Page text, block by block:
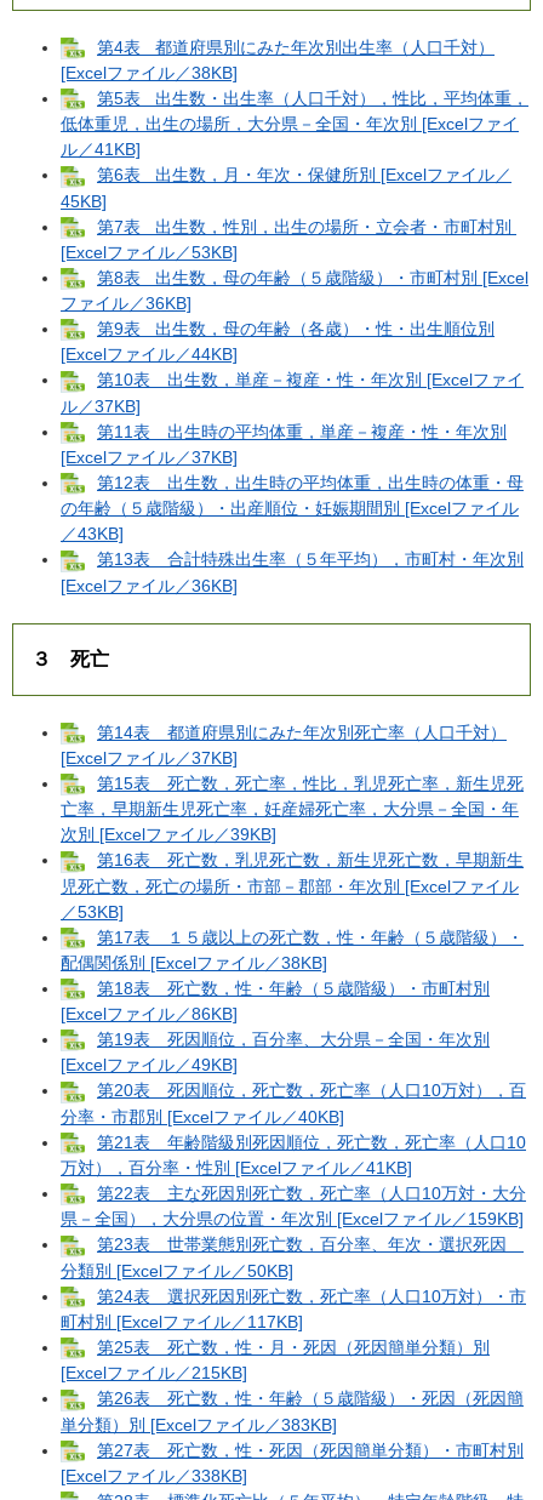
第4表 都道府県別にみた年次別出生率（人口千対）
[Excelファイル／38KB]
第5表 出生数・出生率（人口千対），性比，平均体重，
低体重児，出生の場所，大分県－全国・年次別 [Excelファイ
ル／41KB]
第6表 出生数，月・年次・保健所別 [Excelファイル／
45KB]
第7表 出生数，性別，出生の場所・立会者・市町村別
[Excelファイル／53KB]
第8表 出生数，母の年齢（５歳階級）・市町村別 [Excel
ファイル／36KB]
第9表 出生数，母の年齢（各歳）・性・出生順位別
[Excelファイル／44KB]
第10表 出生数，単産－複産・性・年次別 [Excelファイ
ル／37KB]
第11表 出生時の平均体重，単産－複産・性・年次別
[Excelファイル／37KB]
第12表 出生数，出生時の平均体重，出生時の体重・母
の年齢（５歳階級）・出産順位・妊娠期間別 [Excelファイル
／43KB]
第13表 合計特殊出生率（５年平均），市町村・年次別
[Excelファイル／36KB]
３ 死亡
第14表 都道府県別にみた年次別死亡率（人口千対）
[Excelファイル／37KB]
第15表 死亡数，死亡率，性比，乳児死亡率，新生児死
亡率，早期新生児死亡率，妊産婦死亡率，大分県－全国・年
次別 [Excelファイル／39KB]
第16表 死亡数，乳児死亡数，新生児死亡数，早期新生
児死亡数，死亡の場所・市部－郡部・年次別 [Excelファイル
／53KB]
第17表 １５歳以上の死亡数，性・年齢（５歳階級）・
配偶関係別 [Excelファイル／38KB]
第18表 死亡数，性・年齢（５歳階級）・市町村別
[Excelファイル／86KB]
第19表 死因順位，百分率、大分県－全国・年次別
[Excelファイル／49KB]
第20表 死因順位，死亡数，死亡率（人口10万対），百
分率・市郡別 [Excelファイル／40KB]
第21表 年齢階級別死因順位，死亡数，死亡率（人口10
万対），百分率・性別 [Excelファイル／41KB]
第22表 主な死因別死亡数，死亡率（人口10万対・大分
県－全国），大分県の位置・年次別 [Excelファイル／159KB]
第23表 世帯業態別死亡数，百分率、年次・選択死因
分類別 [Excelファイル／50KB]
第24表 選択死因別死亡数，死亡率（人口10万対）・市
町村別 [Excelファイル／117KB]
第25表 死亡数，性・月・死因（死因簡単分類）別
[Excelファイル／215KB]
第26表 死亡数，性・年齢（５歳階級）・死因（死因簡
単分類）別 [Excelファイル／383KB]
第27表 死亡数，性・死因（死因簡単分類）・市町村別
[Excelファイル／338KB]